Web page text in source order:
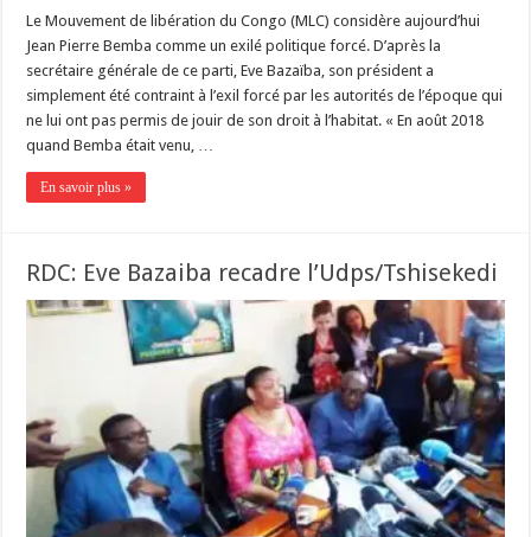
Le Mouvement de libération du Congo (MLC) considère aujourd’hui
Jean Pierre Bemba comme un exilé politique forcé. D’après la
secrétaire générale de ce parti, Eve Bazaïba, son président a
simplement été contraint à l’exil forcé par les autorités de l’époque qui
ne lui ont pas permis de jouir de son droit à l’habitat. « En août 2018
quand Bemba était venu, …
En savoir plus »
RDC: Eve Bazaiba recadre l’Udps/Tshisekedi